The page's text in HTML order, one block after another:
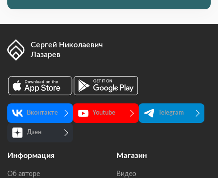
Сергей Николаевич
Лазарев
Вконтакте Youtube Telegram
Дзен
Информация
Об авторе
Магазин
Видео